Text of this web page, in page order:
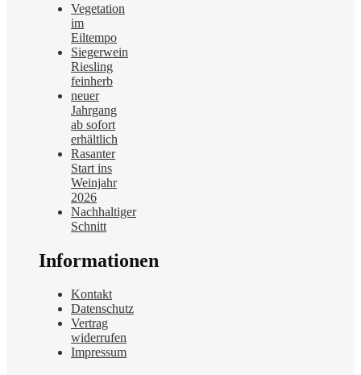
Vegetation
im
Eiltempo
Siegerwein
Riesling
feinherb
neuer
Jahrgang
ab sofort
erhältlich
Rasanter
Start ins
Weinjahr
2026
Nachhaltiger
Schnitt
Informationen
Kontakt
Datenschutz
Vertrag
widerrufen
Impressum